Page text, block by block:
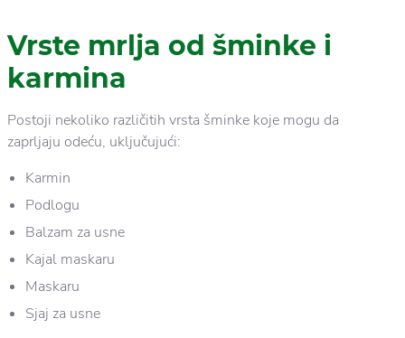
Vrste mrlja od šminke i
karmina
Postoji nekoliko različitih vrsta šminke koje mogu da
zaprljaju odeću, uključujući:
Karmin
Podlogu
Balzam za usne
Kajal maskaru
Maskaru
Sjaj za usne